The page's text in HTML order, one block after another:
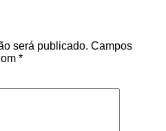
será publicado. Campos
*